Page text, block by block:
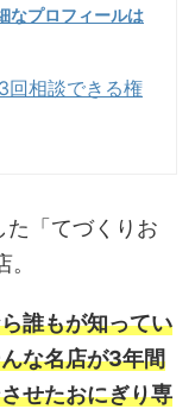
プロフィールは
相談できる権
た「てづくりお
誰もが知ってい
な名店が3年間
せたおにぎり専